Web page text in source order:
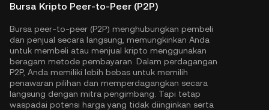
Bursa Kripto Peer-to-Peer (P2P)
Bursa peer-to-peer (P2P) menghubungkan pembeli
dan penjual secara langsung, memungkinkan Anda
untuk membeli atau menjual kripto menggunakan
beragam metode pembayaran. Dalam perdagangan
P2P, Anda memiliki lebih bebas untuk memilih
penawaran pilihan dan memperdagangkan secara
langsung dengan mitra pengimbang. Tapi tetap
waspadai potensi harga yang tidak diinginkan serta